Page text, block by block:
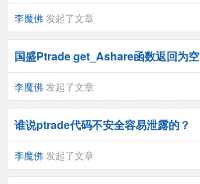
李魔佛 发起了文章
国盛Ptrade get_Ashare函数返回为空
李魔佛 发起了文章
谁说ptrade代码不安全容易泄露的？
李魔佛 发起了文章